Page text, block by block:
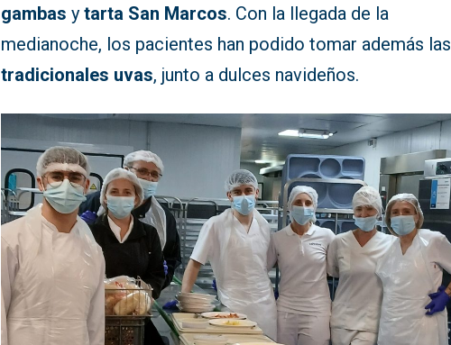
gambas ytarta San Marcos. Con la llegada de la
medianoche, los pacientes han podido tomar además las
tradicionales uvas, junto a dulces navideños.